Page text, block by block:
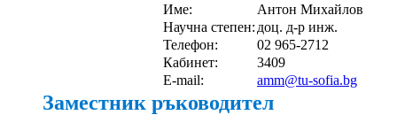
Име:
Антон Михайлов
Научна степен: доц. д-р инж.
Телефон:
02 965-2712
Кабинет:
3409
E-mail:
amm@tu-sofia.bg
Заместник ръководител